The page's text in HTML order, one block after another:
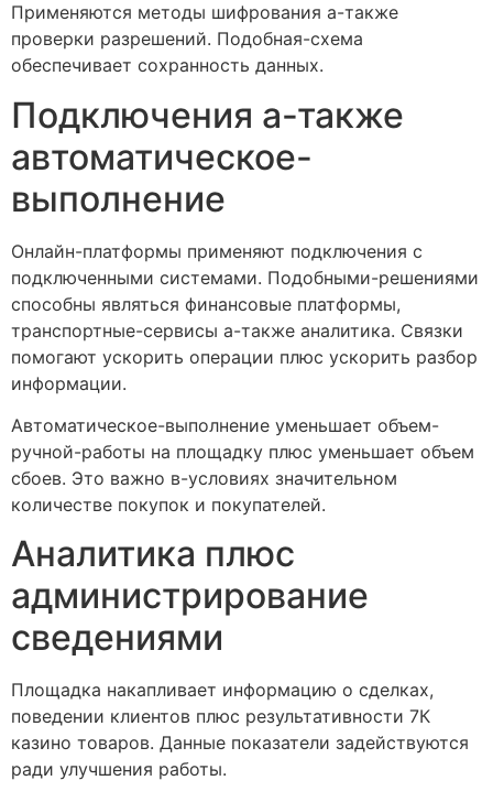
Применяются методы шифрования а-также
проверки разрешений. Подобная-схема
обеспечивает сохранность данных.
Подключения а-также
автоматическое-
выполнение
Онлайн-платформы применяют подключения с
подключенными системами. Подобными-решениями
способны являться финансовые платформы,
транспортные-сервисы а-также аналитика. Связки
помогают ускорить операции плюс ускорить разбор
информации.
Автоматическое-выполнение уменьшает объем-
ручной-работы на площадку плюс уменьшает объем
сбоев. Это важно в-условиях значительном
количестве покупок и покупателей.
Аналитика плюс
администрирование
сведениями
Площадка накапливает информацию о сделках,
поведении клиентов плюс результативности 7К
казино товаров. Данные показатели задействуются
ради улучшения работы.